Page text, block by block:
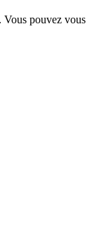
Vous pouvez vous